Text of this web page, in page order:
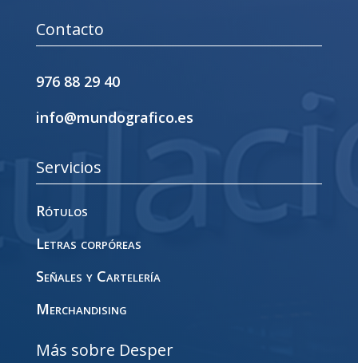
Contacto
976 88 29 40
info@mundografico.es
Servicios
Rótulos
Letras corpóreas
Señales y Cartelería
Merchandising
Más sobre Desper